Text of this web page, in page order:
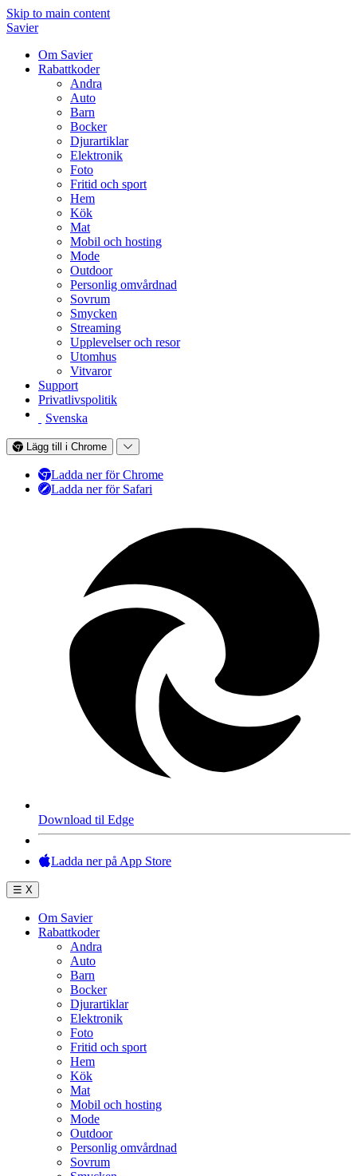
Skip to main content
Savier
Om Savier
Rabattkoder
Andra
Auto
Barn
Bocker
Djurartiklar
Elektronik
Foto
Fritid och sport
Hem
Kök
Mat
Mobil och hosting
Mode
Outdoor
Personlig omvårdnad
Sovrum
Smycken
Streaming
Upplevelser och resor
Utomhus
Vitvaror
Support
Privatlivspolitik
Svenska
Lägg till i Chrome
Ladda ner för Chrome
Ladda ner för Safari
Download til Edge
Ladda ner på App Store
☰ X
Om Savier
Rabattkoder
Andra
Auto
Barn
Bocker
Djurartiklar
Elektronik
Foto
Fritid och sport
Hem
Kök
Mat
Mobil och hosting
Mode
Outdoor
Personlig omvårdnad
Sovrum